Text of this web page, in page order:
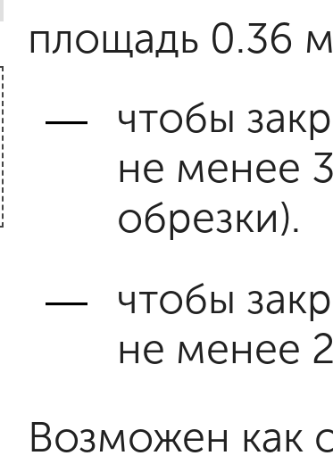
площадь 0.36
чтобы
не менее
обрезки).
чтобы
не менее
Возможен как